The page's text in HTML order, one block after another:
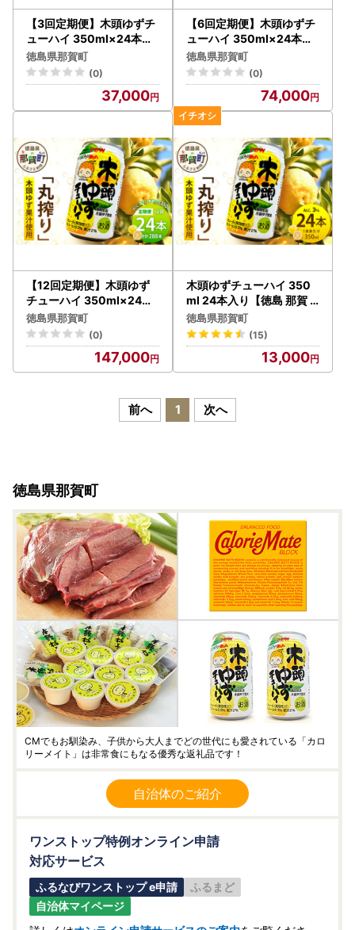
※土日祝日・年末年始(12/31～1/5)休みとなります。お問合
せにつきましては1月6日以降順次ご対応致します。
【3回定期便】木頭ゆずチ
ューハイ 350ml×24本入
り 計72本【徳島 那賀 木頭
ゆず 木頭柚子 ゆず 柚子 か
んきつ 柑橘 お酒 酒 3% サ
ワー チューハイ 缶酎ハイ
柚子チューハイ 缶チュー
絞り 炭酸 アルコール 定期
便 お取り寄せ 人気 おすす
め 贈物 ギフト】AK-5
徳島県那賀町
(0)
37,000
【6回定期便】木頭ゆずチ
ューハイ 350ml×24本入
り 計144本【徳島 那賀 木
頭ゆず 木頭柚子 ゆず 柚子
かんきつ 柑橘 お酒 酒 3%
サワー チューハイ 缶酎ハ
イ 柚子チューハイ 缶チュ
ーハイ 酎ハイ 柚子酒 果汁
丸絞り 炭酸 アルコール 定
期便 お取り寄せ 人気 おす
すめ 贈物 ギフト】AK-6
徳島県那賀町
(0)
74,000
【12回定期便】木頭ゆず
チューハイ 350ml×24本
入り 計288本【徳島 那賀
木頭ゆず 木頭柚子 ゆず 柚
子 かんきつ 柑橘 お酒 酒 3
% サワー チューハイ 缶酎
ハイ 柚子チューハイ 缶チ
汁 丸絞り 炭酸 アルコール
定期便 お取り寄せ 人気 お
徳島県那賀町
(0)
147,000
木頭ゆずチューハイ 350
ml 24本入り【徳島 那賀
木頭 木頭ゆず 木頭ユズ 木
頭柚子 ゆず ユズ 柚子 柑橘
お酒 酒 チューハイ 缶酎ハ
イ 柚子チューハイ 缶チュ
ーハイ 酎ハイ 果汁 炭酸 ア
果汁2％ 24本 人気 おすす
め お酒好き ほろよい気分
徳島県那賀町
(15)
13,000
前へ 1 次へ
徳島県那賀町
CMでもお馴染み、子供から大人までどの世代にも愛されている「カロ
リーメイト」は非常食にもなる優秀な返礼品です！
自治体のご紹介
ワンストップ特例オンライン申請
対応サービス
ふるなびワンストップ e申請
ふるまど
自治体マイページ